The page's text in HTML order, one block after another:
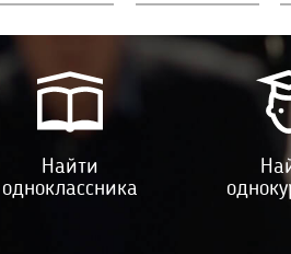
Найти
одноклассника